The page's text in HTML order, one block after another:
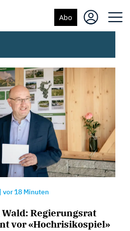
Abo
| vor18 Minuten
Regierungsrat
vor «Hochrisikospiel»